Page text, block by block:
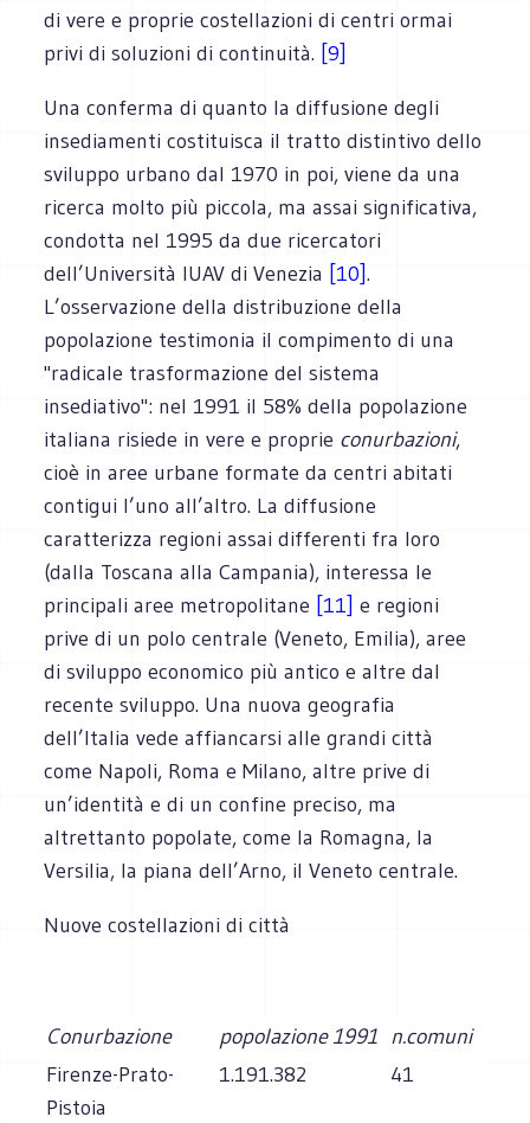
di vere e proprie costellazioni di centri ormai
privi di soluzioni di continuità. [9]
Una conferma di quanto la diffusione degli
insediamenti costituisca il tratto distintivo dello
sviluppo urbano dal 1970 in poi, viene da una
ricerca molto più piccola, ma assai significativa,
condotta nel 1995 da due ricercatori
dell’Università IUAV di Venezia [10].
L’osservazione della distribuzione della
popolazione testimonia il compimento di una
"radicale trasformazione del sistema
insediativo": nel 1991 il 58% della popolazione
italiana risiede in vere e proprie conurbazioni,
cioè in aree urbane formate da centri abitati
contigui l’uno all’altro. La diffusione
caratterizza regioni assai differenti fra loro
(dalla Toscana alla Campania), interessa le
principali aree metropolitane [11] e regioni
prive di un polo centrale (Veneto, Emilia), aree
di sviluppo economico più antico e altre dal
recente sviluppo. Una nuova geografia
dell’Italia vede affiancarsi alle grandi città
come Napoli, Roma e Milano, altre prive di
un’identità e di un confine preciso, ma
altrettanto popolate, come la Romagna, la
Versilia, la piana dell’Arno, il Veneto centrale.
Nuove costellazioni di città
Conurbazione popolazione 1991 n.comuni
Firenze-Prato-
Pistoia
1.191.382 41